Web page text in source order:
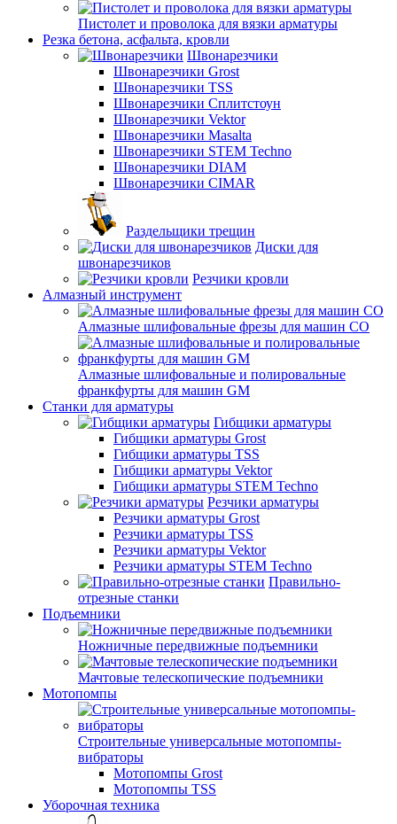
Пистолет и проволока для вязки арматуры
Резка бетона, асфальта, кровли
Швонарезчики
Швонарезчики Grost
Швонарезчики TSS
Швонарезчики Сплитстоун
Швонарезчики Vektor
Швонарезчики Masalta
Швонарезчики STEM Techno
Швонарезчики DIAM
Швонарезчики CIMAR
Раздельщики трещин
Диски для
швонарезчиков
Резчики кровли
Алмазный инструмент
Алмазные шлифовальные фрезы для машин СО
Алмазные шлифовальные и полировальные
франкфурты для машин GM
Станки для арматуры
Гибщики арматуры
Гибщики арматуры Grost
Гибщики арматуры TSS
Гибщики арматуры Vektor
Гибщики арматуры STEM Techno
Резчики арматуры
Резчики арматуры Grost
Резчики арматуры TSS
Резчики арматуры Vektor
Резчики арматуры STEM Techno
Правильно-
отрезные станки
Подъемники
Ножничные передвижные подъемники
Мачтовые телескопические подъемники
Мотопомпы
Строительные универсальные мотопомпы-
вибраторы
Мотопомпы Grost
Мотопомпы TSS
Уборочная техника